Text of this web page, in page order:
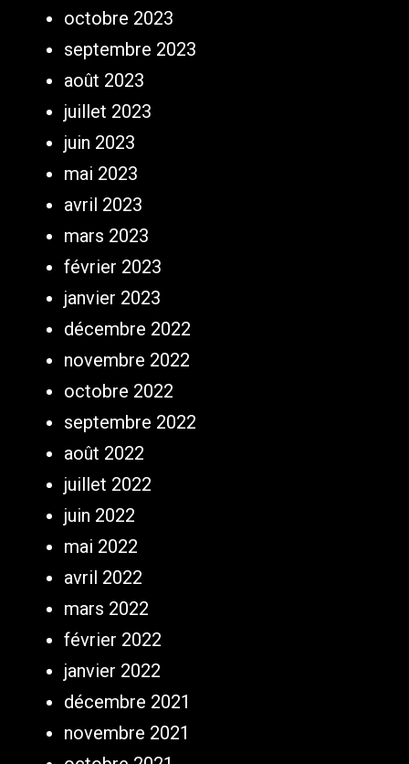
octobre 2023
septembre 2023
août 2023
juillet 2023
juin 2023
mai 2023
avril 2023
mars 2023
février 2023
janvier 2023
décembre 2022
novembre 2022
octobre 2022
septembre 2022
août 2022
juillet 2022
juin 2022
mai 2022
avril 2022
mars 2022
février 2022
janvier 2022
décembre 2021
novembre 2021